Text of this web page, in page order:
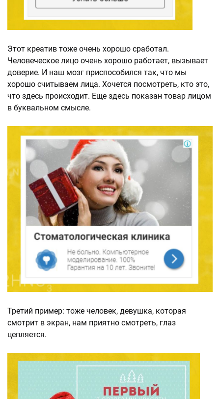
Этот креатив тоже очень хорошо сработал.
Человеческое лицо очень хорошо работает, вызывает
доверие. И наш мозг приспособился так, что мы
хорошо считываем лица. Хочется посмотреть, кто это,
что здесь происходит. Еще здесь показан товар лицом
в буквальном смысле.
Третий пример: тоже человек, девушка, которая
смотрит в экран, нам приятно смотреть, глаз
цепляется.